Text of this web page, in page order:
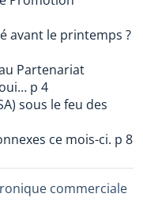
avant le printemps ?
Partenariat
p 4
sous le feu des
ce mois-ci. p 8
commerciale